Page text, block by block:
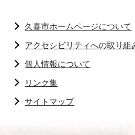
久喜市ホームページについて
アクセシビリティへの取り組
個人情報について
リンク集
サイトマップ